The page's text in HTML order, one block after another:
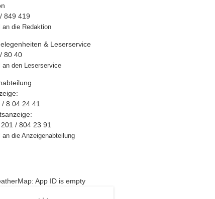
849 419
an die Redaktion
& Leserservice
80 40
an den Leserservice
8 04 24 41
/ 804 23 91
an die Anzeigenabteilung
App ID is empty